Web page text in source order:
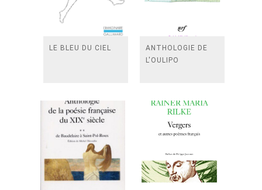
LE BLEU DU CIEL
ANTHOLOGIE DE
L'OULIPO